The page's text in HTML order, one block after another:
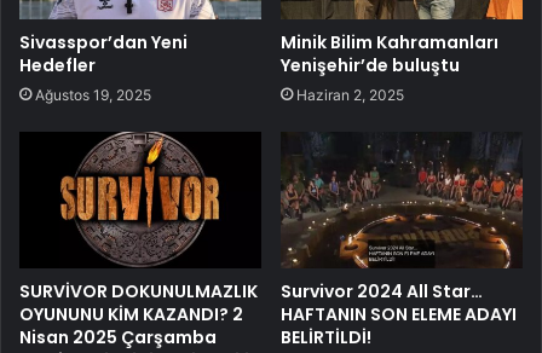
Sivasspor’dan Yeni
Hedefler
Ağustos 19, 2025
Minik Bilim Kahramanları
Yenişehir’de buluştu
Haziran 2, 2025
SURVİVOR DOKUNULMAZLIK
OYUNUNU KİM KAZANDI? 2
Nisan 2025 Çarşamba
Survivor 2024 All Star…
HAFTANIN SON ELEME ADAYI
BELİRTİLDİ!